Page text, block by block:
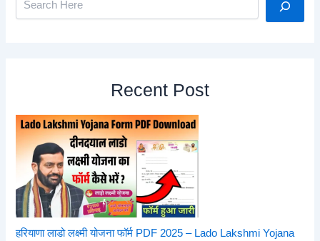
Recent Post
हरियाणा लाडो लक्ष्मी योजना फॉर्म PDF 2025 – Lado Lakshmi Yojana